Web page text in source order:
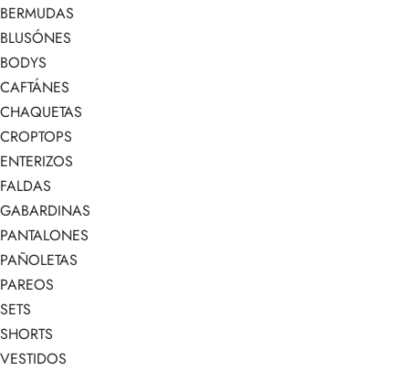
BERMUDAS
BLUSÓNES
BODYS
CAFTÁNES
CHAQUETAS
CROPTOPS
ENTERIZOS
FALDAS
GABARDINAS
PANTALONES
PAÑOLETAS
PAREOS
SETS
SHORTS
VESTIDOS